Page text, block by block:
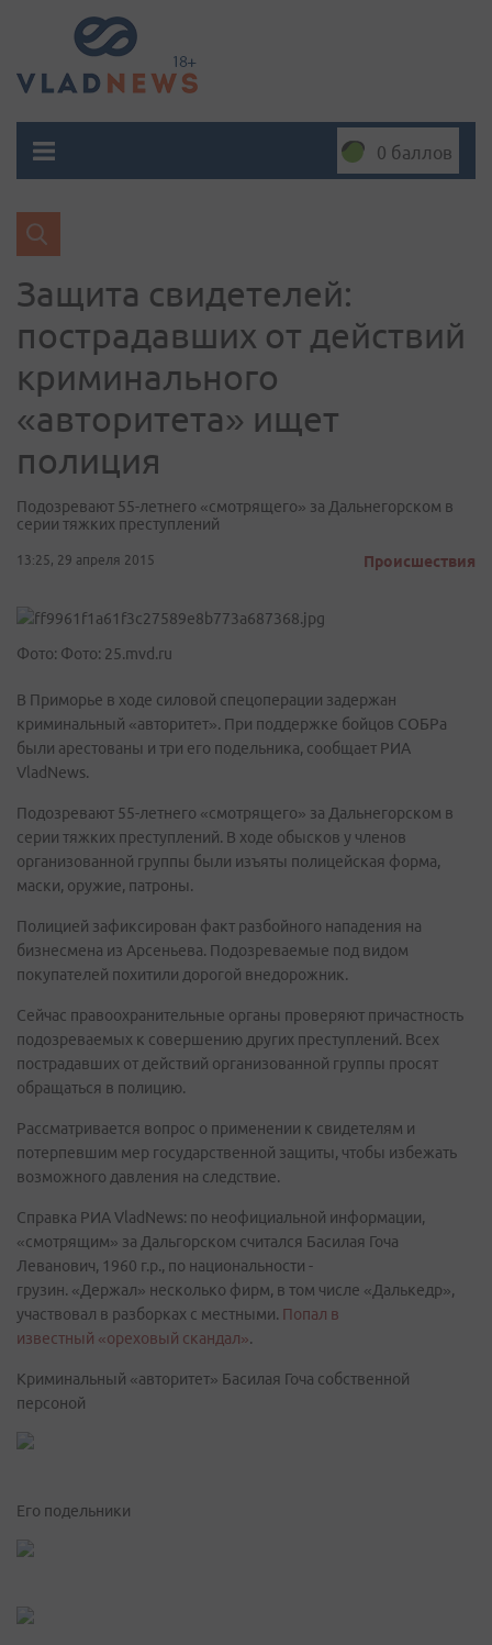
0 баллов
Защита свидетелей:
пострадавших от действий
криминального
«авторитета» ищет
полиция
Подозревают 55-летнего «смотрящего» за Дальнегорском в
серии тяжких преступлений
13:25, 29 апреля 2015 Происшествия
Фото: Фото: 25.mvd.ru
В Приморье в ходе силовой спецоперации задержан
криминальный «авторитет». При поддержке бойцов СОБРа
были арестованы и три его подельника, сообщает РИА
VladNews.
Подозревают 55-летнего «смотрящего» за Дальнегорском в
серии тяжких преступлений. В ходе обысков у членов
организованной группы были изъяты полицейская форма,
маски, оружие, патроны.
Полицией зафиксирован факт разбойного нападения на
бизнесмена из Арсеньева. Подозреваемые под видом
покупателей похитили дорогой внедорожник.
Сейчас правоохранительные органы проверяют причастность
подозреваемых к совершению других преступлений. Всех
пострадавших от действий организованной группы просят
обращаться в полицию.
Рассматривается вопрос о применении к свидетелям и
потерпевшим мер государственной защиты, чтобы избежать
возможного давления на следствие.
Справка РИА VladNews: по неофициальной информации,
«смотрящим» за Дальгорском считался Басилая Гоча
Леванович, 1960 г.р., по национальности -
грузин. «Держал» несколько фирм, в том числе «Далькедр»,
участвовал в разборках с местными. Попал в
известный «ореховый скандал».
Криминальный «авторитет» Басилая Гоча собственной
персоной
Его подельники